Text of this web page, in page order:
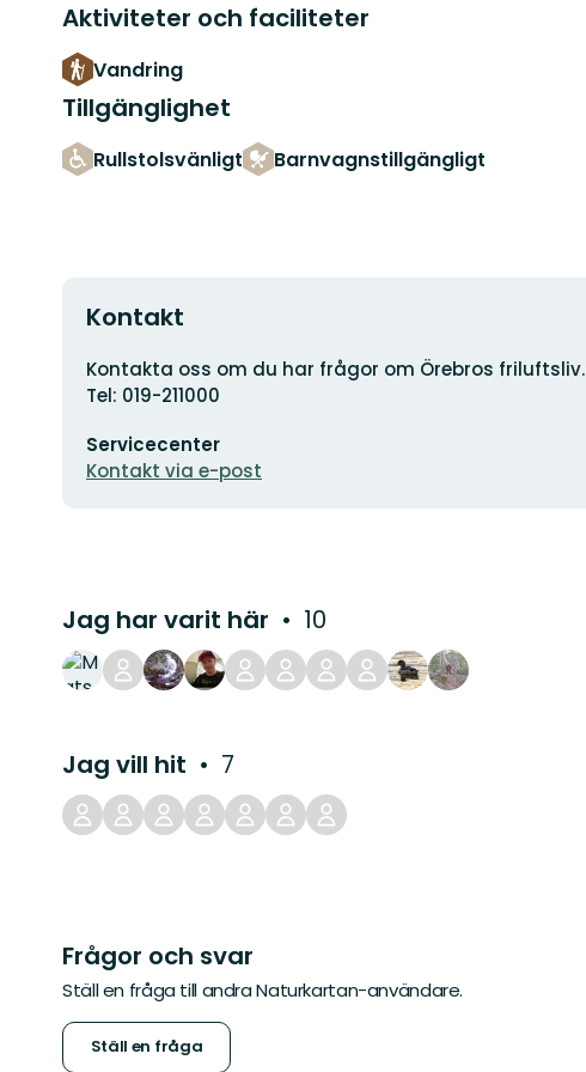
Aktiviteter och faciliteter
Vandring
Tillgänglighet
Rullstolsvänligt Barnvagnstillgängligt
Kontakt
Adress
Kontakta oss om du har frågor om Örebros friluftsliv.
Tel: 019-211000
postadress
Servicecenter
Kontakt via e-post
Jag har varit här 10
Jag vill hit 7
Frågor och svar
Ställ en fråga till andra Naturkartan-användare.
Ställ en fråga